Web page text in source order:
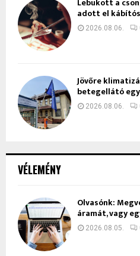
VÉLEMÉNY
Olvasónk:
áramát, vagy
2026.08.05.
Lebukott a
adott el
2026.08.06.
Jövőre
betegellátó
2026.08.06.